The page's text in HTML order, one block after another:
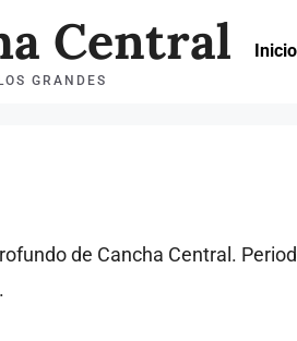
Central
GRANDES
Inicio
de Cancha Central.